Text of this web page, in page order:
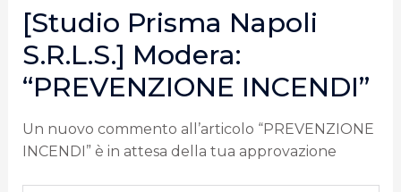
[Studio Prisma Napoli
S.r.l.s.] Modera:
“PREVENZIONE INCENDI”
Un nuovo commento all’articolo “PREVENZIONE
INCENDI” è in attesa della tua approvazione